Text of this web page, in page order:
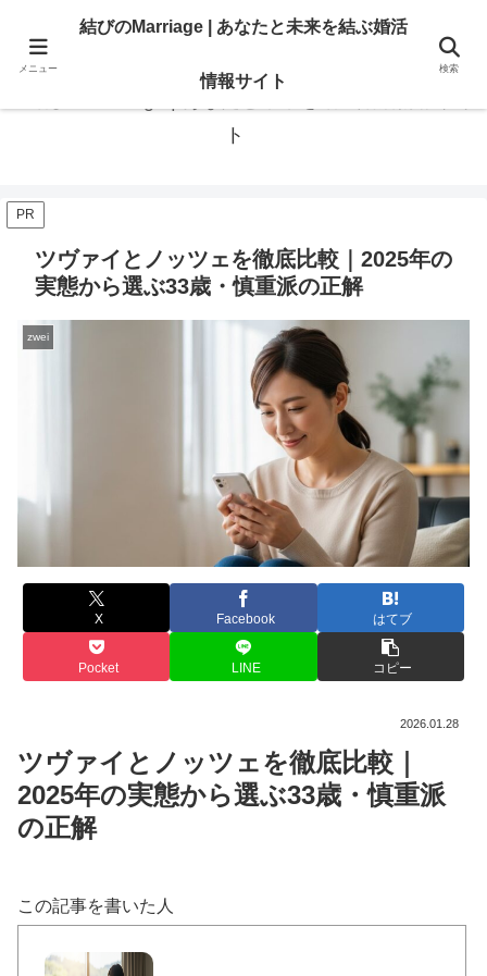
あなたの「結びたい」を叶える情報。地域・大手相談所の選び方と婚活のリア
ト
PR
ツヴァイとノッツェを徹底比較｜2025年の
実態から選ぶ33歳・慎重派の正解
zwei
X Facebook はてブ
Pocket LINE コピー
2026.01.28
ツヴァイとノッツェを徹底比較｜
2025年の実態から選ぶ33歳・慎重派
の正解
この記事を書いた人
メニュー
結びのMarriage | あなたと未来を結ぶ婚活
情報サイト
検索